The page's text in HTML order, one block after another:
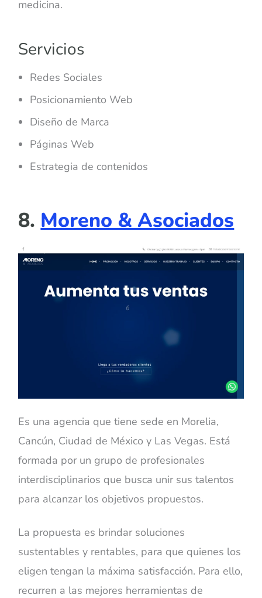
medicina.
Servicios
Redes Sociales
Posicionamiento Web
Diseño de Marca
Páginas Web
Estrategia de contenidos
8. Moreno & Asociados
Es una agencia que tiene sede en Morelia,
Cancún, Ciudad de México y Las Vegas. Está
formada por un grupo de profesionales
interdisciplinarios que busca unir sus talentos
para alcanzar los objetivos propuestos.
La propuesta es brindar soluciones
sustentables y rentables, para que quienes los
eligen tengan la máxima satisfacción. Para ello,
recurren a las mejores herramientas de